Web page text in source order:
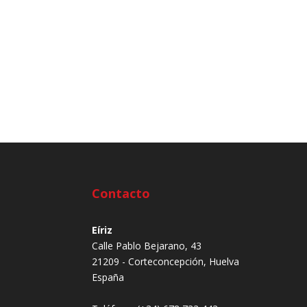
Contacto
Eíriz
Calle Pablo Bejarano, 43
21209 - Corteconcepción, Huelva
España